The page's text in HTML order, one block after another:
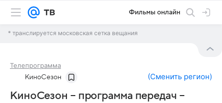
Фильмы онлайн
* транслируется московская сетка вещания
Телепрограмма
КиноСезон (Сменить регион)
КиноСезон – программа передач –